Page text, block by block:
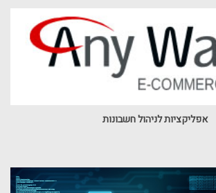
אפליקציות לניהול חשבונות